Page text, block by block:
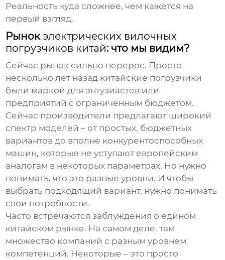
Реальность куда сложнее, чем кажется на
первый взгляд.
Рынокэлектрических вилочных
погрузчиков китай: что мы видим?
Сейчас рынок сильно перерос. Просто
несколько лет назад китайские погрузчики
были маркой для энтузиастов или
предприятий с ограниченным бюджетом.
Сейчас производители предлагают широкий
спектр моделей – от простых, бюджетных
вариантов до вполне конкурентоспособных
машин, которые не уступают европейским
аналогам в некоторых параметрах. Но нужно
понимать, что это разные уровни. И чтобы
выбрать подходящий вариант, нужно понимать
свои потребности.
Часто встречаются заблуждения о едином
китайском рынке. На самом деле, там
множество компаний с разным уровнем
компетенций. Некоторые – это просто